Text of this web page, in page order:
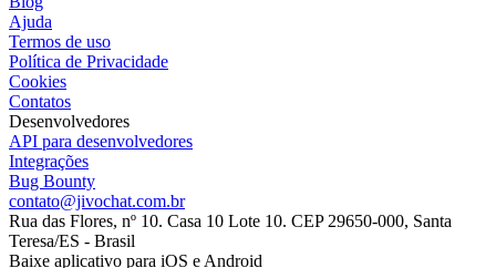
Ajuda
Termos de uso
Política de Privacidade
Cookies
Contatos
Desenvolvedores
API para desenvolvedores
Integrações
Bug Bounty
contato@jivochat.com.br
Rua das Flores, nº 10. Casa 10 Lote 10. CEP 29650-000, Santa
Teresa/ES - Brasil
Baixe aplicativo para iOS e Android